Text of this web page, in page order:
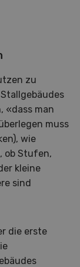
zu
«dass man
muss
wie
ob Stufen,
kleine
sind
die erste